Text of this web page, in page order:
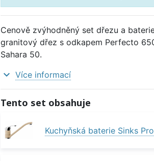
Cenově zvýhodněný set dřezu a
granitový dřez s odkapem Perfecto
Sahara 50.
expand_more Více informací
Tento set obsahuje
Kuchyňská baterie Sinks